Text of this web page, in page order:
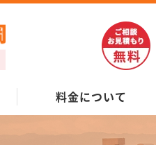
料金について